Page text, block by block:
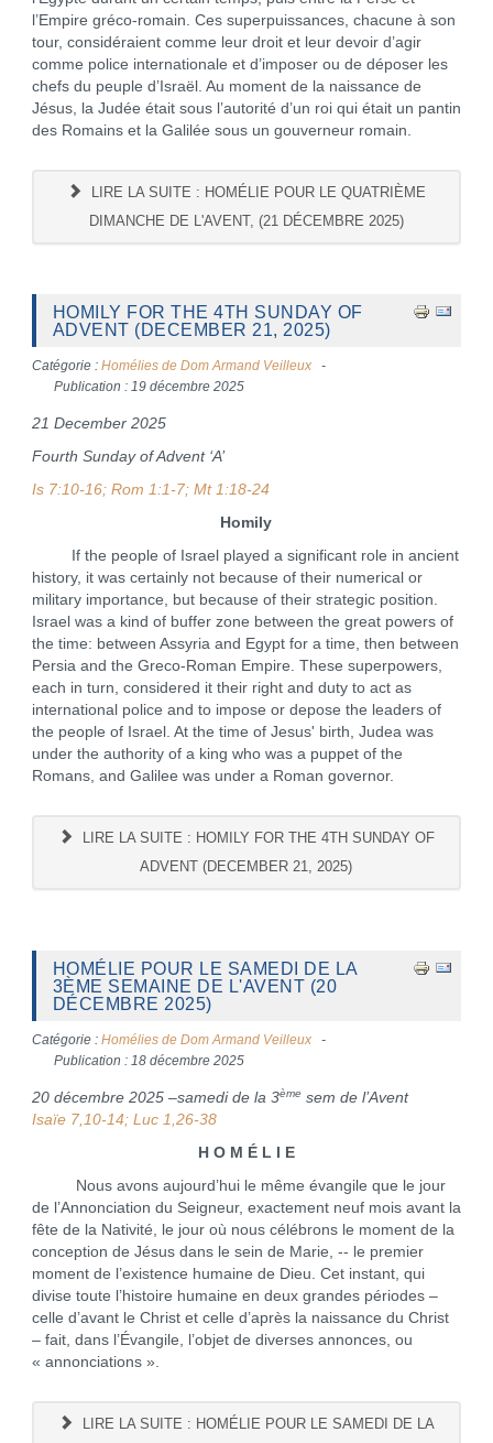
l’Empire gréco-romain. Ces superpuissances, chacune à son
tour, considéraient comme leur droit et leur devoir d’agir
comme police internationale et d’imposer ou de déposer les
chefs du peuple d’Israël. Au moment de la naissance de
Jésus, la Judée était sous l’autorité d’un roi qui était un pantin
des Romains et la Galilée sous un gouverneur romain.
LIRE LA SUITE : HOMÉLIE POUR LE QUATRIÈME
DIMANCHE DE L'AVENT, (21 DÉCEMBRE 2025)
HOMILY FOR THE 4TH SUNDAY OF
ADVENT (DECEMBER 21, 2025)
Catégorie : Homélies de Dom Armand Veilleux
Publication : 19 décembre 2025
21 December 2025
Fourth Sunday of Advent ‘A’
Is 7:10-16; Rom 1:1-7; Mt 1:18-24
Homily
If the people of Israel played a significant role in ancient
history, it was certainly not because of their numerical or
military importance, but because of their strategic position.
Israel was a kind of buffer zone between the great powers of
the time: between Assyria and Egypt for a time, then between
Persia and the Greco-Roman Empire. These superpowers,
each in turn, considered it their right and duty to act as
international police and to impose or depose the leaders of
the people of Israel. At the time of Jesus' birth, Judea was
under the authority of a king who was a puppet of the
Romans, and Galilee was under a Roman governor.
LIRE LA SUITE : HOMILY FOR THE 4TH SUNDAY OF
ADVENT (DECEMBER 21, 2025)
HOMÉLIE POUR LE SAMEDI DE LA
3ÈME SEMAINE DE L'AVENT (20
DÉCEMBRE 2025)
Catégorie : Homélies de Dom Armand Veilleux
Publication : 18 décembre 2025
20 décembre 2025 –samedi de la 3ème sem de l’Avent
Isaïe 7,10-14; Luc 1,26-38
H O M É L I E
Nous avons aujourd’hui le même évangile que le jour
de l’Annonciation du Seigneur, exactement neuf mois avant la
fête de la Nativité, le jour où nous célébrons le moment de la
conception de Jésus dans le sein de Marie, -- le premier
moment de l’existence humaine de Dieu. Cet instant, qui
divise toute l’histoire humaine en deux grandes périodes –
celle d’avant le Christ et celle d’après la naissance du Christ
– fait, dans l’Évangile, l’objet de diverses annonces, ou
« annonciations ».
LIRE LA SUITE : HOMÉLIE POUR LE SAMEDI DE LA